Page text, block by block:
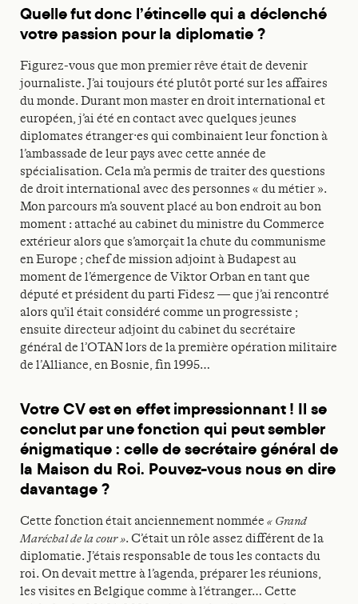
Quelle fut donc l’étincelle qui a déclenché
votre passion pour la diplomatie ?
Figurez-vous que mon premier rêve était de devenir
journaliste. J’ai toujours été plutôt porté sur les affaires
du monde. Durant mon master en droit international et
européen, j’ai été en contact avec quelques jeunes
diplomates étranger·es qui combinaient leur fonction à
l’ambassade de leur pays avec cette année de
spécialisation. Cela m’a permis de traiter des questions
de droit international avec des personnes « du métier ».
Mon parcours m’a souvent placé au bon endroit au bon
moment : attaché au cabinet du ministre du Commerce
extérieur alors que s’amorçait la chute du communisme
en Europe ; chef de mission adjoint à Budapest au
moment de l’émergence de Viktor Orban en tant que
député et président du parti Fidesz — que j’ai rencontré
alors qu’il était considéré comme un progressiste ;
ensuite directeur adjoint du cabinet du secrétaire
général de l’OTAN lors de la première opération militaire
de l’Alliance, en Bosnie, fin 1995…
Votre CV est en effet impressionnant ! Il se
conclut par une fonction qui peut sembler
énigmatique : celle de secrétaire général de
la Maison du Roi. Pouvez-vous nous en dire
davantage ?
Cette fonction était anciennement nommée « Grand
Maréchal de la cour ». C’était un rôle assez différent de la
diplomatie. J’étais responsable de tous les contacts du
roi. On devait mettre à l’agenda, préparer les réunions,
les visites en Belgique comme à l’étranger… Cette